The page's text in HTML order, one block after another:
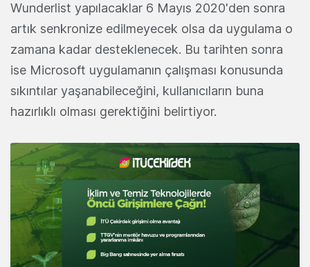
Wunderlist yapılacaklar 6 Mayıs 2020'den sonra
artık senkronize edilmeyecek olsa da uygulama o
zamana kadar desteklenecek. Bu tarihten sonra
ise Microsoft uygulamanın çalışması konusunda
sıkıntılar yaşanabileceğini, kullanıcıların buna
hazırlıklı olması gerektiğini belirtiyor.